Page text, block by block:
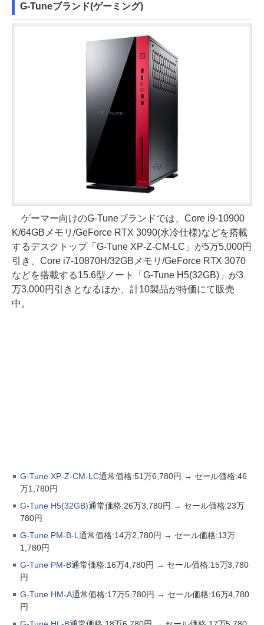
G-Tuneブランド(ゲーミング)
ゲーマー向けのG-Tuneブランドでは、Core i9-10900
K/64GBメモリ/GeForce RTX 3090(水冷仕様)などを搭載
するデスクトップ「G-Tune XP-Z-CM-LC」が5万5,000円
引き、Core i7-10870H/32GBメモリ/GeForce RTX 3070
などを搭載する15.6型ノート「G-Tune H5(32GB)」が3
万3,000円引きとなるほか、計10製品が特価にて販売
中。
G-Tune XP-Z-CM-LC通常価格:51万6,780円 → セール価格:46
万1,780円
G-Tune H5(32GB)通常価格:26万3,780円 → セール価格:23万
780円
G-Tune PM-B-L通常価格:14万2,780円 → セール価格:13万
1,780円
G-Tune PM-B通常価格:16万4,780円 → セール価格:15万3,780
円
G-Tune HM-A通常価格:17万5,780円 → セール価格:16万4,780
円